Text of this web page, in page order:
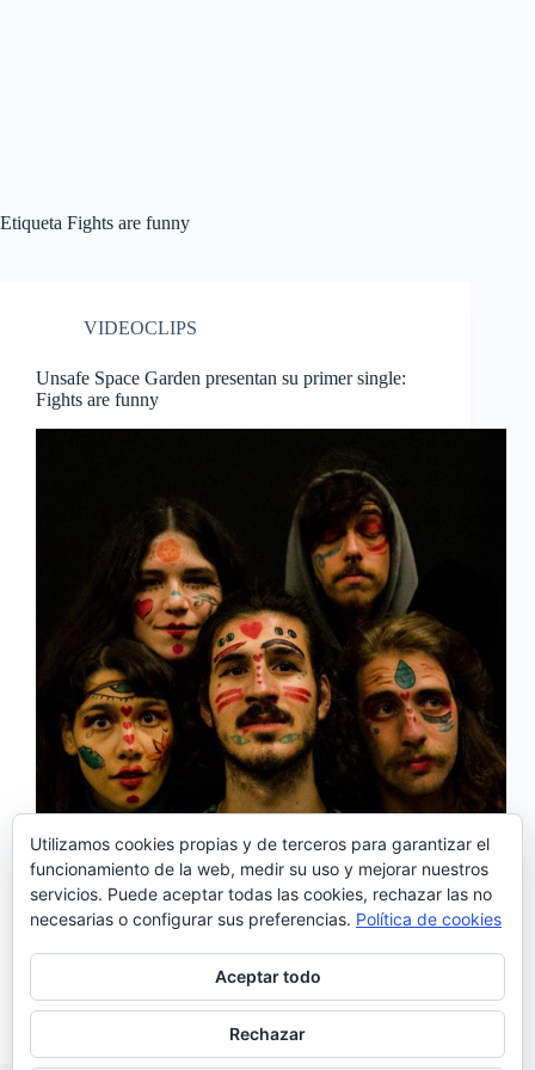
Etiqueta Fights are funny
VIDEOCLIPS
Unsafe Space Garden presentan su primer single:
Fights are funny
El 22 de marzo será publicado por la discográfica
Revolve, el primer epé de Unsafe Space Garden,
una banda de canciones pop con gran dosis de
humor en sus letras. En sus temas conviven la
solemnidad de las melodías llamativas…
Noemí Sánchez
15/03/2019
Utilizamos cookies propias y de terceros para garantizar el
funcionamiento de la web, medir su uso y mejorar nuestros
servicios. Puede aceptar todas las cookies, rechazar las no
necesarias o configurar sus preferencias. Política de cookies
Aceptar todo
Rechazar